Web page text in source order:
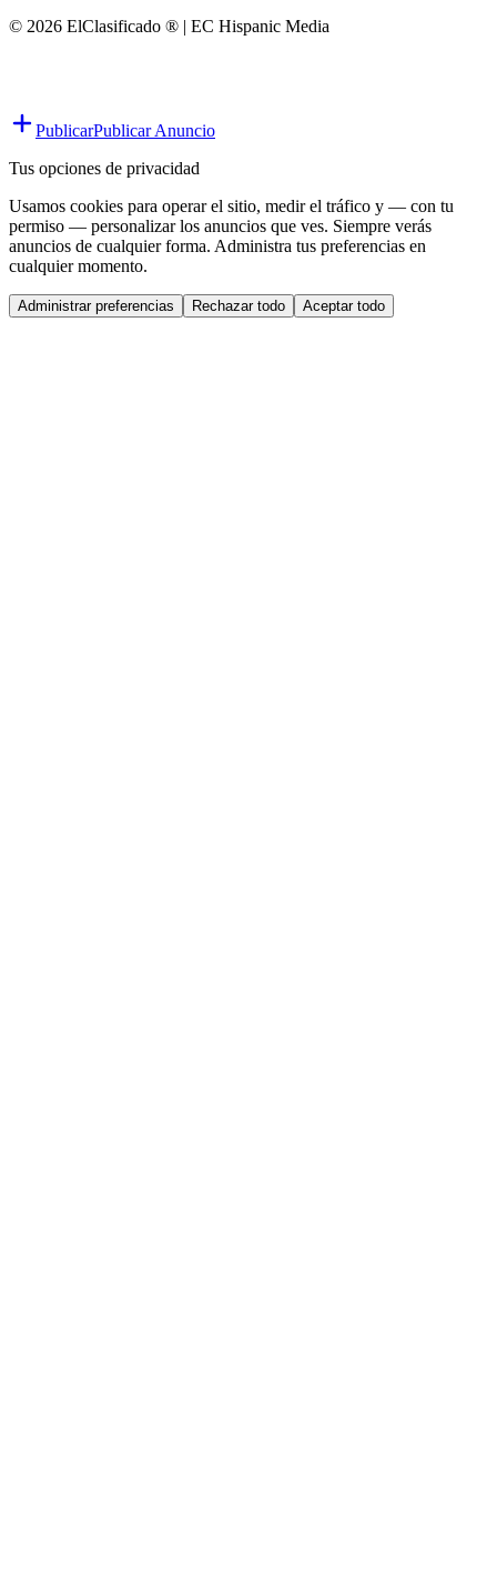
© 2026 ElClasificado ® | EC Hispanic Media
PublicarPublicar Anuncio
Tus opciones de privacidad
Usamos cookies para operar el sitio, medir el tráfico y — con tu
permiso — personalizar los anuncios que ves. Siempre verás
anuncios de cualquier forma. Administra tus preferencias en
cualquier momento.
Administrar preferencias Rechazar todo Aceptar todo